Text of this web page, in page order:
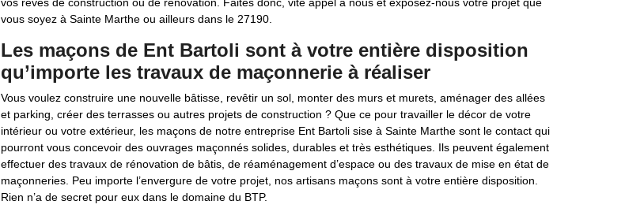
vous soyez à Sainte Marthe ou ailleurs dans le 27190.
Les maçons de Ent Bartoli sont à votre entière disposition
qu’importe les travaux de maçonnerie à réaliser
Vous voulez construire une nouvelle bâtisse, revêtir un sol, monter des murs et murets, aménager des allées
et parking, créer des terrasses ou autres projets de construction ? Que ce pour travailler le décor de votre
intérieur ou votre extérieur, les maçons de notre entreprise Ent Bartoli sise à Sainte Marthe sont le contact qui
pourront vous concevoir des ouvrages maçonnés solides, durables et très esthétiques. Ils peuvent également
effectuer des travaux de rénovation de bâtis, de réaménagement d’espace ou des travaux de mise en état de
maçonneries. Peu importe l’envergure de votre projet, nos artisans maçons sont à votre entière disposition.
Rien n’a de secret pour eux dans le domaine du BTP.